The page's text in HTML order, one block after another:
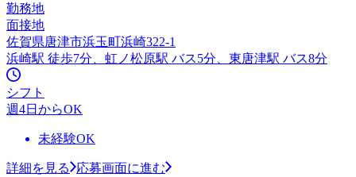
勤務地
面接地
佐賀県唐津市浜玉町浜崎322-1
浜崎駅 徒歩7分、虹ノ松原駅 バス5分、東唐津駅 バス8分
シフト
週4日からOK
未経験OK
詳細を見る 応募画面に進む